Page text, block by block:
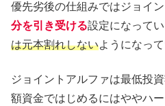
優先劣後の仕組みではジョイ
分を引き受ける設定になって
は元本割れしないようになって
ジョイントアルファは最低投
額資金ではじめるにはややハ